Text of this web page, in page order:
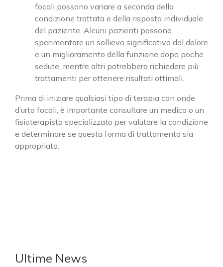
focali possono variare a seconda della
condizione trattata e della risposta individuale
del paziente. Alcuni pazienti possono
sperimentare un sollievo significativo dal dolore
e un miglioramento della funzione dopo poche
sedute, mentre altri potrebbero richiedere più
trattamenti per ottenere risultati ottimali.
Prima di iniziare qualsiasi tipo di terapia con onde
d’urto focali, è importante consultare un medico o un
fisioterapista specializzato per valutare la condizione
e determinare se questa forma di trattamento sia
appropriata.
Ultime News
via Einstein, 27/29
20062 Cassano d'Adda (MI)
Phone:0363.361981
Fax:0363.362153
Phone:02.95737817